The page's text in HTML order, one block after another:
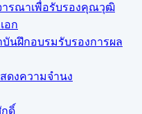
ารณาเพื่อรับรองคุณวุฒิ
อก
นฝึกอบรมรับรองการผล
ดงความจำนง
ดิ์